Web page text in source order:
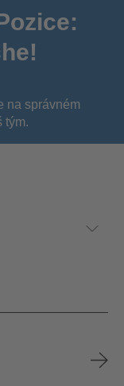
na správném
tým.